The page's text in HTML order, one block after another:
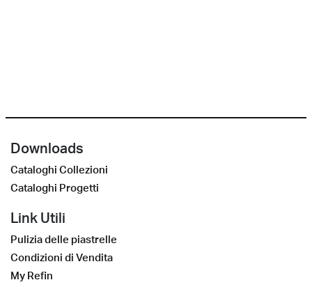
Downloads
Cataloghi Collezioni
Cataloghi Progetti
Link Utili
Pulizia delle piastrelle
Condizioni di Vendita
My Refin